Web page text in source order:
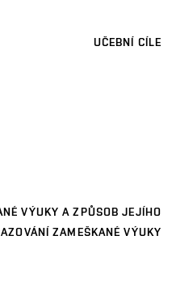
UČEBNÍ CÍLE
VÝUKY A ZPŮSOB JEJÍHO
ZAMEŠKANÉ VÝUKY